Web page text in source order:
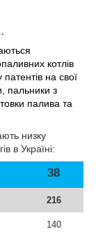
котлів
патентів на свої
пальники з
палива та
низку
в Україні:
38
216
140